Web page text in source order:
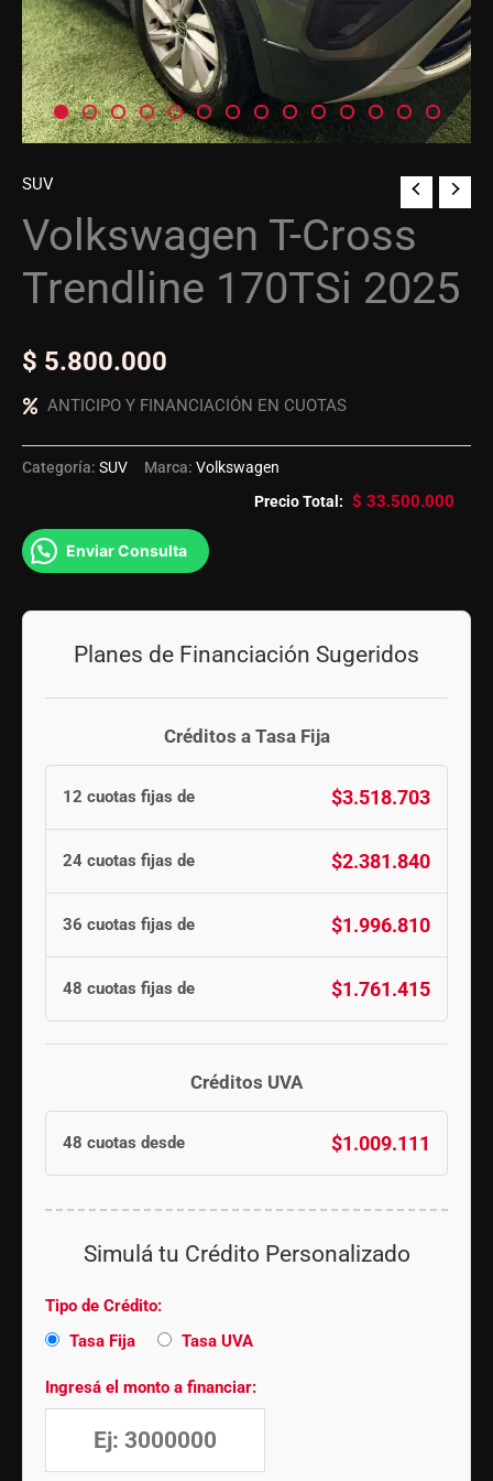
SUV
Volkswagen T-Cross
Trendline 170TSi 2025
$ 5.800.000
ANTICIPO Y FINANCIACIÓN EN CUOTAS
Categoría: SUV Marca: Volkswagen
Precio Total: $ 33.500.000
Enviar Consulta
Planes de Financiación Sugeridos
Créditos a Tasa Fija
12 cuotas fijas de $3.518.703
24 cuotas fijas de $2.381.840
36 cuotas fijas de $1.996.810
48 cuotas fijas de $1.761.415
Créditos UVA
48 cuotas desde $1.009.111
Simulá tu Crédito Personalizado
Tipo de Crédito:
Tasa Fija
Tasa UVA
Ingresá el monto a financiar: